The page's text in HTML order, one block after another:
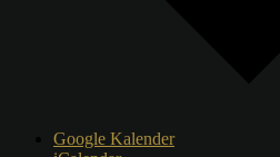
Google Kalender